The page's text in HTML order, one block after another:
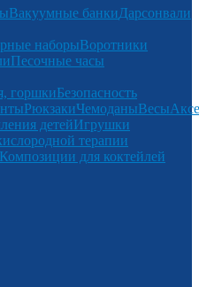
Вакуумные банкиДарсонвали
наборыВоротники
Песочные часы
горшкиБезопасность
РюкзакиЧемоданыВесы
детейИгрушки
терапии
Композиции для коктейлей